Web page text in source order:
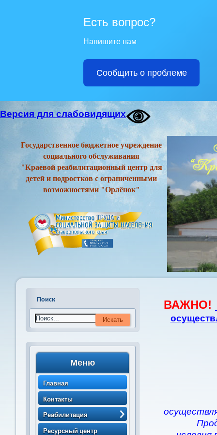
Есть вопрос?
Напишите нам
Сообщить о проблеме
Версия для слабовидящих
Государственное бюджетное учреждение
социального обслуживания
"Краевой реабилитационный центр для
детей и подростков с ограниченными
возможностями "Орлёнок"
Поиск
Меню
Главная
Контакты
Реабилитация
> Порядок направления
Ресурсный центр
ВАЖНО!